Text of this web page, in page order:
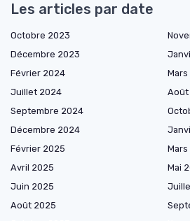
Les articles par date
Octobre 2023
Décembre 2023
Février 2024
Juillet 2024
Septembre 2024
Décembre 2024
Février 2025
Avril 2025
Mai
Juin 2025
Août 2025